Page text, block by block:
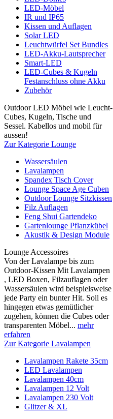
LED-Möbel
IR und IP65
Kissen und Auflagen
Solar LED
Leuchtwürfel Set Bundles
LED-Akku-Lautsprecher
Smart-LED
LED-Cubes & Kugeln
Festanschluss ohne Akku
Zubehör
Outdoor LED Möbel wie Leucht-
Cubes, Kugeln, Tische und
Sessel. Kabellos und mobil für
aussen!
Zur Kategorie Lounge
Wassersäulen
Lavalampen
Spandex Tisch Cover
Lounge Space Age Cuben
Outdoor Lounge Sitzkissen
Filz Auflagen
Feng Shui Gartendeko
Gartenlounge Pflanzkübel
Akustik & Design Module
Lounge Accessoires
Von der Lavalampe bis zum
Outdoor-Kissen Mit Lavalampen
, LED Boxen, Filzauflagen oder
Wassersäulen wird beispielsweise
jede Party ein bunter Hit. Soll es
hingegen etwas gemütlicher
zugehen, können die Cubes oder
transparenten Möbel... mehr
erfahren
Zur Kategorie Lavalampen
Lavalampen Rakete 35cm
LED Lavalampen
Lavalampen 40cm
Lavalampen 12 Volt
Lavalampen 230 Volt
Glitzer & XL